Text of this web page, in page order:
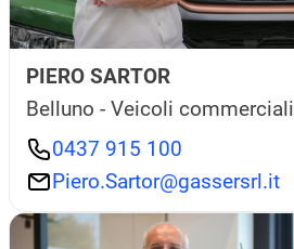
PIERO SARTOR
Belluno - Veicoli commerciali
0437 915 100
Piero.Sartor@gassersrl.it